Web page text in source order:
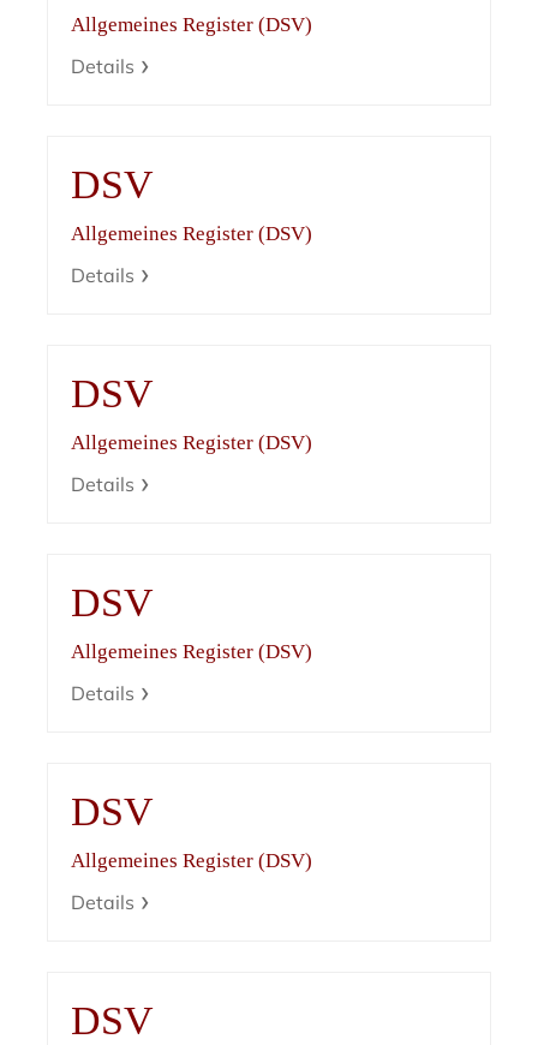
Allgemeines Register (DSV)
Details
DSV
Allgemeines Register (DSV)
Details
DSV
Allgemeines Register (DSV)
Details
DSV
Allgemeines Register (DSV)
Details
DSV
Allgemeines Register (DSV)
Details
DSV